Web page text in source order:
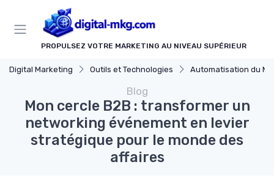
PROPULSEZ VOTRE MARKETING AU NIVEAU SUPÉRIEUR
Digital Marketing Outils et Technologies Automatisation du
Blog
Mon cercle B2B : transformer un
networking événement en levier
stratégique pour le monde des
affaires
Panneau de gestion des cookies